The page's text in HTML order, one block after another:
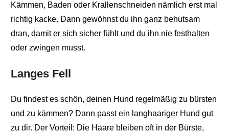
Kämmen, Baden oder Krallenschneiden nämlich erst mal
richtig kacke. Dann gewöhnst du ihn ganz behutsam
dran, damit er sich sicher fühlt und du ihn nie festhalten
oder zwingen musst.
Langes Fell
Du findest es schön, deinen Hund regelmäßig zu bürsten
und zu kämmen? Dann passt ein langhaariger Hund gut
zu dir. Der Vorteil: Die Haare bleiben oft in der Bürste,